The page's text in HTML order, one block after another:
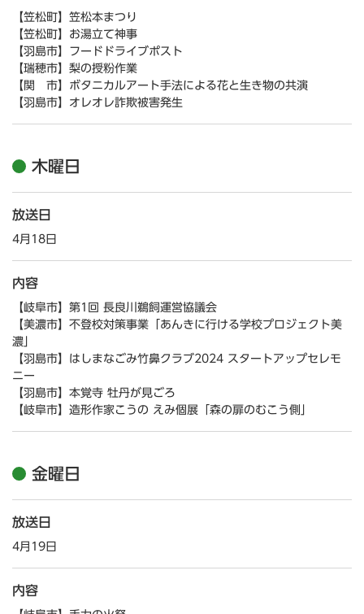
【笠松町】笠松本まつり
【笠松町】お湯立て神事
【羽島市】フードドライブポスト
【瑞穂市】梨の授粉作業
【関 市】ボタニカルアート手法による花と生き物の共演
【羽島市】オレオレ詐欺被害発生
木曜日
放送日
4月18日
内容
【岐阜市】第1回 長良川鵜飼運営協議会
【美濃市】不登校対策事業「あんきに行ける学校プロジェクト美
濃」
【羽島市】はしまなごみ竹鼻クラブ2024 スタートアップセレモ
ニー
【羽島市】本覚寺 牡丹が見ごろ
【岐阜市】造形作家こうの えみ個展「森の扉のむこう側」
金曜日
放送日
4月19日
内容